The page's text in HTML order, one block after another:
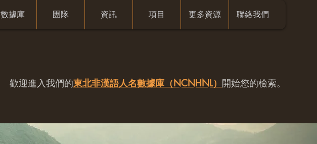
數據庫 團隊 資訊 項目 更多資源 聯絡我們
歡迎進入我們的東北非漢語人名數據庫（NCNHNL） 開始您的檢索。